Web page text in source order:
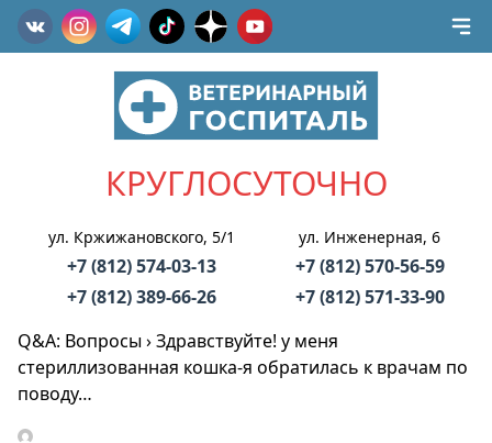
КРУГЛОСУТОЧНО
ул. Кржижановского, 5/1
+7 (812) 574-03-13
+7 (812) 389-66-26
ул. Инженерная, 6
+7 (812) 570-56-59
+7 (812) 571-33-90
Q&A: Вопросы›Здравствуйте! у меня
стериллизованная кошка-я обратилась к врачам по
поводу…